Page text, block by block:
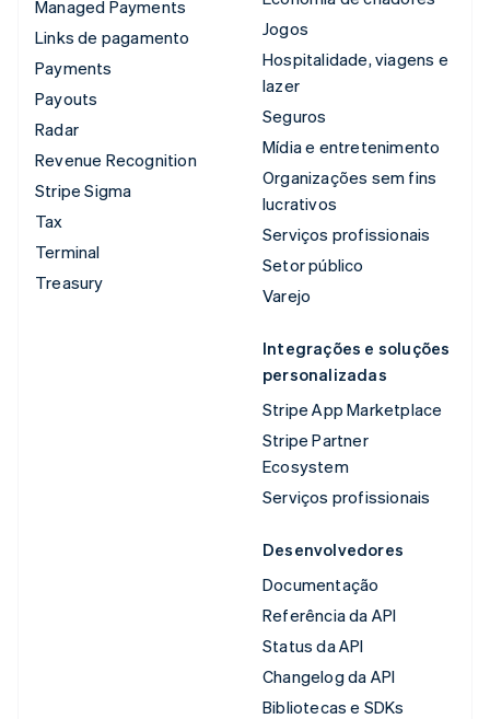
Managed Payments
Links de pagamento
Payments
Payouts
Radar
Revenue Recognition
Stripe Sigma
Tax
Terminal
Treasury
Jogos
Hospitalidade, viagens e
lazer
Seguros
Mídia e entretenimento
Organizações sem fins
lucrativos
Serviços profissionais
Setor público
Varejo
Integrações e soluções
personalizadas
Stripe App Marketplace
Stripe Partner
Ecosystem
Serviços profissionais
Desenvolvedores
Documentação
Referência da API
Status da API
Changelog da API
Bibliotecas e SDKs